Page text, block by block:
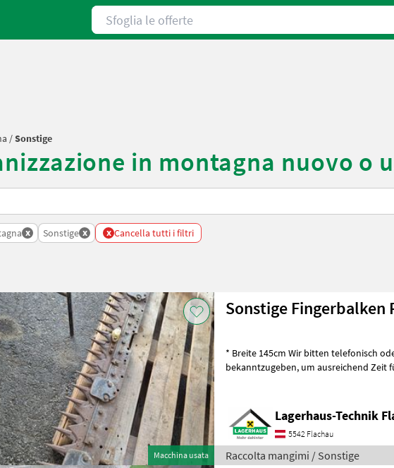
Sfoglia le offerte
/Sonstige
in montagna nuovo o
x Sonstige x x Cancella tutti i filtri
Macchina usata
Sonstige Fingerbalken
* Breite 145cm Wir bitten telefonisch oder per Mail Ihren Besuch
bekanntzugeben, um ausreichend Zeit für die Beratung und eventuell
Lagerhaus-Technik
5542 Flachau
Raccolta mangimi / Sonstige